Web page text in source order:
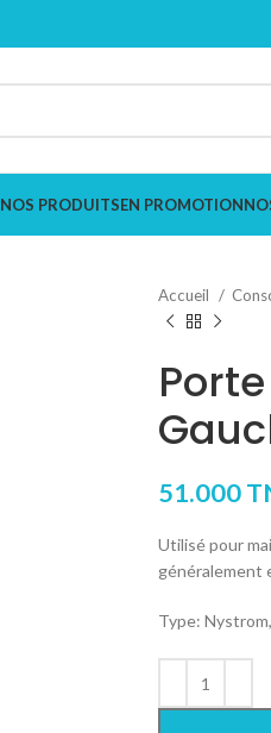
NOS PRODUITSEN PROMOTION
Accueil
51.000
Utilisé pour
généralement
Type: